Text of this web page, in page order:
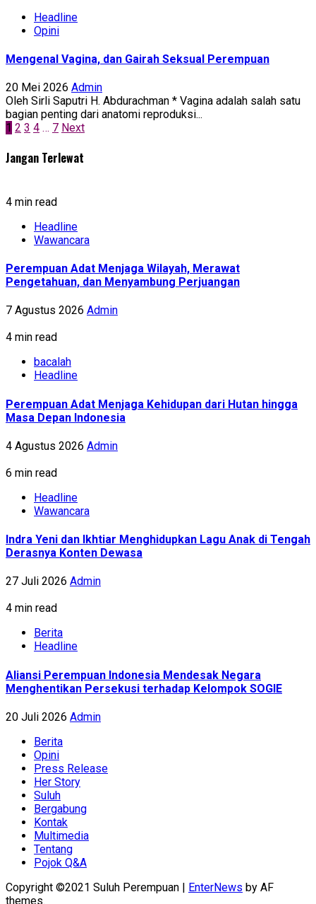
Headline
Opini
Mengenal Vagina, dan Gairah Seksual Perempuan
20 Mei 2026 Admin
Oleh Sirli Saputri H. Abdurachman * Vagina adalah salah satu
bagian penting dari anatomi reproduksi...
Paginasi
pos
1 2 3 4 … 7 Next
Jangan Terlewat
4 min read
Headline
Wawancara
Perempuan Adat Menjaga Wilayah, Merawat
Pengetahuan, dan Menyambung Perjuangan
7 Agustus 2026 Admin
4 min read
bacalah
Headline
Perempuan Adat Menjaga Kehidupan dari Hutan hingga
Masa Depan Indonesia
4 Agustus 2026 Admin
6 min read
Headline
Wawancara
Indra Yeni dan Ikhtiar Menghidupkan Lagu Anak di Tengah
Derasnya Konten Dewasa
27 Juli 2026 Admin
4 min read
Berita
Headline
Aliansi Perempuan Indonesia Mendesak Negara
Menghentikan Persekusi terhadap Kelompok SOGIE
20 Juli 2026 Admin
Berita
Opini
Press Release
Her Story
Suluh
Bergabung
Kontak
Multimedia
Tentang
Pojok Q&A
Copyright ©2021 Suluh Perempuan | EnterNews by AF
themes.